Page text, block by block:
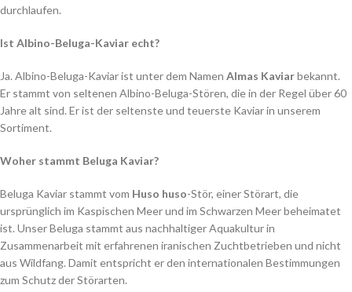
durchlaufen.
Ist Albino-Beluga-Kaviar echt?
Ja. Albino-Beluga-Kaviar ist unter dem Namen Almas Kaviarbekannt.
Er stammt von seltenen Albino-Beluga-Stören, die in der Regel über 60
Jahre alt sind. Er ist der seltenste und teuerste Kaviar in unserem
Sortiment.
Woher stammt Beluga Kaviar?
Beluga Kaviar stammt vom Huso huso-Stör, einer Störart, die
ursprünglich im Kaspischen Meer und im Schwarzen Meer beheimatet
ist. Unser Beluga stammt aus nachhaltiger Aquakultur in
Zusammenarbeit mit erfahrenen iranischen Zuchtbetrieben und nicht
aus Wildfang. Damit entspricht er den internationalen Bestimmungen
zum Schutz der Störarten.